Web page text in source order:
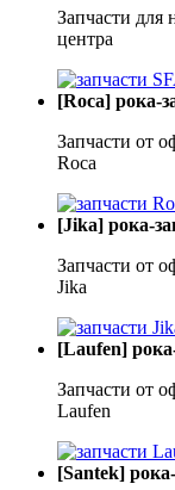
Запчасти для
центра
[Roca] рока-
Запчасти от
Roca
[Jika] рока-
Запчасти от
Jika
[Laufen]
Запчасти от
Laufen
[Santek]